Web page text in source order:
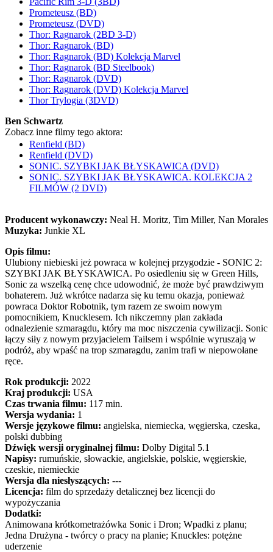
Prometeusz (BD)
Prometeusz (DVD)
Thor: Ragnarok (2BD 3-D)
Thor: Ragnarok (BD)
Thor: Ragnarok (BD) Kolekcja Marvel
Thor: Ragnarok (BD Steelbook)
Thor: Ragnarok (DVD)
Thor: Ragnarok (DVD) Kolekcja Marvel
Thor Trylogia (3DVD)
Ben Schwartz
Zobacz inne filmy tego aktora:
Renfield (BD)
Renfield (DVD)
SONIC. SZYBKI JAK BŁYSKAWICA (DVD)
SONIC. SZYBKI JAK BŁYSKAWICA. KOLEKCJA 2
FILMÓW (2 DVD)
Producent wykonawczy: Neal H. Moritz, Tim Miller, Nan Morales
Muzyka: Junkie XL
Opis filmu:
Ulubiony niebieski jeż powraca w kolejnej przygodzie - SONIC 2:
SZYBKI JAK BŁYSKAWICA. Po osiedleniu się w Green Hills,
Sonic za wszelką cenę chce udowodnić, że może być prawdziwym
bohaterem. Już wkrótce nadarza się ku temu okazja, ponieważ
powraca Doktor Robotnik, tym razem ze swoim nowym
pomocnikiem, Knucklesem. Ich nikczemny plan zakłada
odnalezienie szmaragdu, który ma moc niszczenia cywilizacji. Sonic
łączy siły z nowym przyjacielem Tailsem i wspólnie wyruszają w
podróż, aby wpaść na trop szmaragdu, zanim trafi w niepowołane
ręce.
Rok produkcji: 2022
Kraj produkcji: USA
Czas trwania filmu: 117 min.
Wersja wydania: 1
Wersje językowe filmu: angielska, niemiecka, węgierska, czeska,
polski dubbing
Dźwięk wersji oryginalnej filmu: Dolby Digital 5.1
Napisy: rumuńskie, słowackie, angielskie, polskie, węgierskie,
czeskie, niemieckie
Wersja dla niesłyszących: ---
Licencja: film do sprzedaży detalicznej bez licencji do
wypożyczania
Dodatki:
Animowana krótkometrażówka Sonic i Dron; Wpadki z planu;
Jedna Drużyna - twórcy o pracy na planie; Knuckles: potężne
uderzenie